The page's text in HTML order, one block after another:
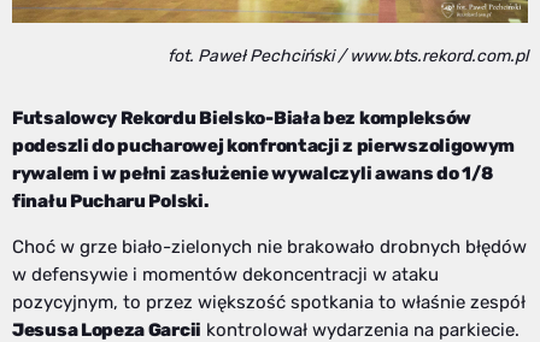
fot. Paweł Pechciński / www.bts.rekord.com.pl
Futsalowcy Rekordu Bielsko-Biała bez kompleksów
podeszli do pucharowej konfrontacji z pierwszoligowym
rywalem i w pełni zasłużenie wywalczyli awans do 1/8
finału Pucharu Polski.
Choć w grze biało-zielonych nie brakowało drobnych błędów
w defensywie i momentów dekoncentracji w ataku
pozycyjnym, to przez większość spotkania to właśnie zespół
Jesusa Lopeza Garcii kontrolował wydarzenia na parkiecie.